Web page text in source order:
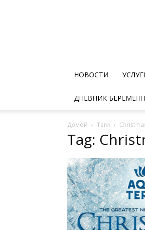
НОВОСТИ
ДНЕВНИК
Домой Теги
Tag: